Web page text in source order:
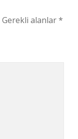
Gerekli alanlar*